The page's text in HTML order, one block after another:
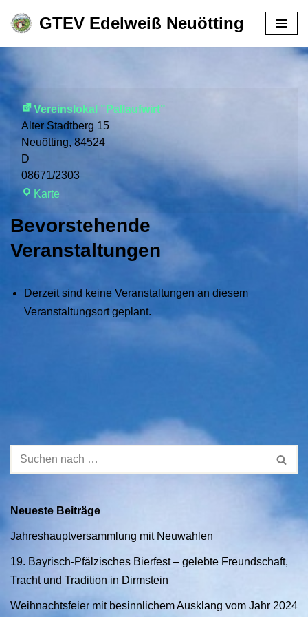
GTEV Edelweiß Neuötting
Vereinslokal "Pallaufwirt"
Alter Stadtberg 15
Neuötting,84524
D
08671/2303
Karte
Bevorstehende
Veranstaltungen
Derzeit sind keine Veranstaltungen an diesem
Veranstaltungsort geplant.
Neueste Beiträge
Jahreshauptversammlung mit Neuwahlen
19. Bayrisch-Pfälzisches Bierfest – gelebte Freundschaft,
Tracht und Tradition in Dirmstein
Weihnachtsfeier mit besinnlichem Ausklang vom Jahr 2024